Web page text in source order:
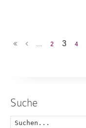
2 3 4
Suche